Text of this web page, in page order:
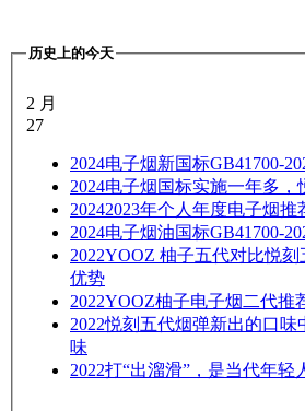
历史上的今天
2 月
27
2024电子烟新国标GB41700-
2024电子烟国标实施一年多，
20242023年个人年度电子烟推
2024电子烟油国标GB41700-
2022YOOZ 柚子五代对比悦
优势
2022YOOZ柚子电子烟二代推
2022悦刻五代烟弹新出的口味
味
2022打“出溜滑”，是当代年轻